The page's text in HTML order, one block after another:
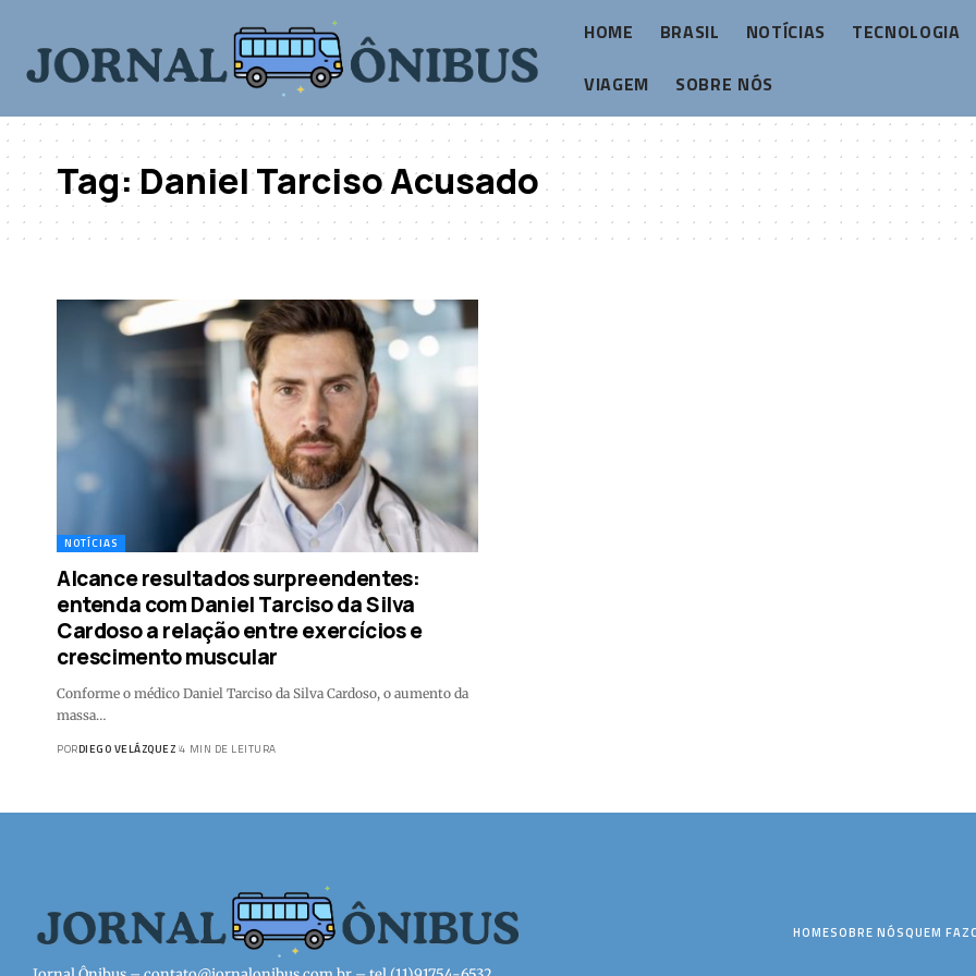
HOME BRASIL NOTÍCIAS
TECNOLOGIA
VIAGEM
SOBRE NÓS
Tag:Daniel Tarciso Acusado
NOTÍCIAS
Alcance resultados surpreendentes:
entenda com Daniel Tarciso da Silva
Cardoso a relação entre exercícios e
crescimento muscular
Conforme o médico Daniel Tarciso da Silva Cardoso, o aumento da
massa…
PORDIEGO VELÁZQUEZ 4 MIN DE LEITURA
HOMESOBRE NÓSQUEM FAZ